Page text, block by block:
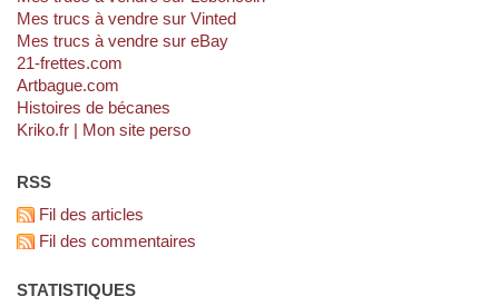
Mes trucs à vendre sur Vinted
Mes trucs à vendre sur eBay
21-frettes.com
artbague.com
Histoires de bécanes
kriko.fr | Mon site perso
RSS
Fil des articles
Fil des commentaires
STATISTIQUES